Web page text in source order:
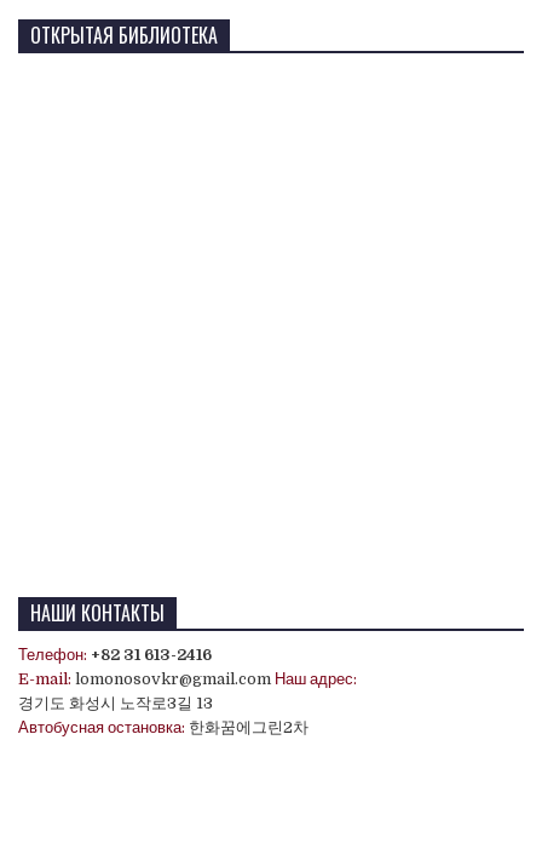
ОТКРЫТАЯ БИБЛИОТЕКА
НАШИ КОНТАКТЫ
Телефон: +82 31 613-2416
E-mail: lomonosovkr@gmail.com Наш адрес:
경기도 화성시 노작로3길 13
Автобусная остановка: 한화꿈에그린2차